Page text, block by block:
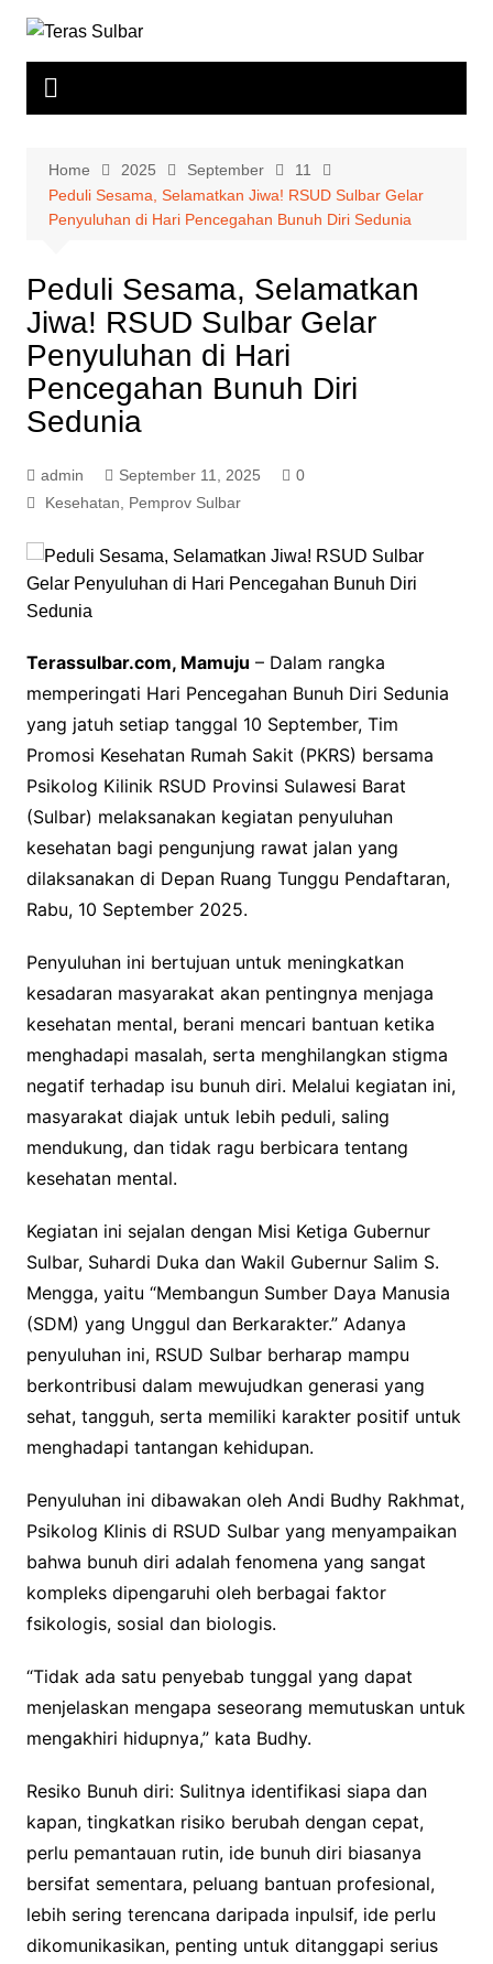
content
Home 2025 September
11
Peduli Sesama, Selamatkan Jiwa! RSUD Sulbar Gelar
Penyuluhan di Hari Pencegahan Bunuh Diri Sedunia
Peduli Sesama, Selamatkan
Jiwa! RSUD Sulbar Gelar
Penyuluhan di Hari
Pencegahan Bunuh Diri
Sedunia
admin September 11, 2025
0
Kesehatan, Pemprov Sulbar
Terassulbar.com, Mamuju – Dalam rangka
memperingati Hari Pencegahan Bunuh Diri Sedunia
yang jatuh setiap tanggal 10 September, Tim
Promosi Kesehatan Rumah Sakit (PKRS) bersama
Psikolog Kilinik RSUD Provinsi Sulawesi Barat
(Sulbar) melaksanakan kegiatan penyuluhan
kesehatan bagi pengunjung rawat jalan yang
dilaksanakan di Depan Ruang Tunggu Pendaftaran,
Rabu, 10 September 2025.
Penyuluhan ini bertujuan untuk meningkatkan
kesadaran masyarakat akan pentingnya menjaga
kesehatan mental, berani mencari bantuan ketika
menghadapi masalah, serta menghilangkan stigma
negatif terhadap isu bunuh diri. Melalui kegiatan ini,
masyarakat diajak untuk lebih peduli, saling
mendukung, dan tidak ragu berbicara tentang
kesehatan mental.
Kegiatan ini sejalan dengan Misi Ketiga Gubernur
Sulbar, Suhardi Duka dan Wakil Gubernur Salim S.
Mengga, yaitu “Membangun Sumber Daya Manusia
(SDM) yang Unggul dan Berkarakter.” Adanya
penyuluhan ini, RSUD Sulbar berharap mampu
berkontribusi dalam mewujudkan generasi yang
sehat, tangguh, serta memiliki karakter positif untuk
menghadapi tantangan kehidupan.
Penyuluhan ini dibawakan oleh Andi Budhy Rakhmat,
Psikolog Klinis di RSUD Sulbar yang menyampaikan
bahwa bunuh diri adalah fenomena yang sangat
kompleks dipengaruhi oleh berbagai faktor
fsikologis, sosial dan biologis.
“Tidak ada satu penyebab tunggal yang dapat
menjelaskan mengapa seseorang memutuskan untuk
mengakhiri hidupnya,” kata Budhy.
Resiko Bunuh diri: Sulitnya identifikasi siapa dan
kapan, tingkatkan risiko berubah dengan cepat,
perlu pemantauan rutin, ide bunuh diri biasanya
bersifat sementara, peluang bantuan profesional,
lebih sering terencana daripada inpulsif, ide perlu
dikomunikasikan, penting untuk ditanggapi serius